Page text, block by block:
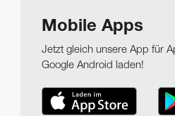
Mobile Apps
Jetzt gleich unsere App für
Google Android laden!